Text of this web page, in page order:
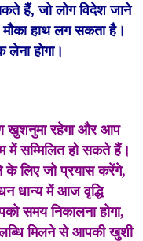
हैं, जो लोग विदेश जाने
मौका हाथ लग सकता है।
होगा।
खुशनुमा रहेगा और आप
में सम्मिलित हो सकते हैं।
के लिए जो प्रयास करेंगे,
धान्य में आज वृद्धि
समय निकालना होगा,
मिलने से आपकी खुशी